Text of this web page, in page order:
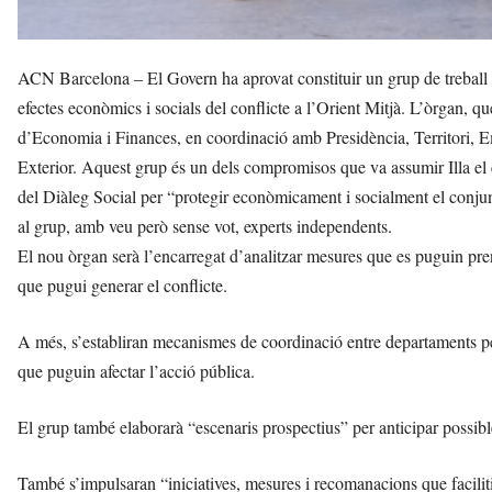
ACN Barcelona – El Govern ha aprovat constituir un grup de
efectes econòmics i socials del conflicte a l’Orient Mitjà. L’òrgan,
d’Economia i Finances, en coordinació amb Presidència,
Exterior. Aquest grup és un dels compromisos que va assumir Illa
del Diàleg Social per “protegir econòmicament i socialment el
al grup, amb veu però sense vot, experts independents.
El nou òrgan serà l’encarregat d’analitzar mesures que es puguin
que pugui generar el conflicte.
A més, s’establiran mecanismes de coordinació entre
que puguin afectar l’acció pública.
El grup també elaborarà “escenaris prospectius” per anticipar
També s’impulsaran “iniciatives, mesures i recomanacions que